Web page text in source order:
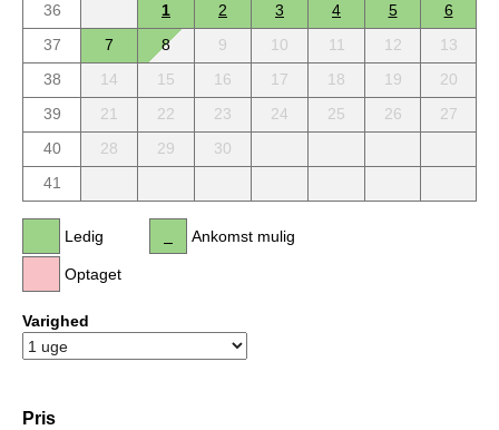
36
1 2 3 4 5
6
37
7 8 9 10 11 12
13
38
14 15 16 17 18 19
20
39
21 22 23 24 25 26
27
40
28 29
30
41
Ledig
Optaget
Ankomst mulig
Varighed
Pris